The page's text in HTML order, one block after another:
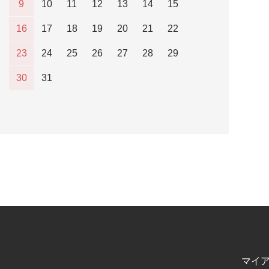
9 10 11 12 13 14 15
16 17 18 19 20 21 22
23 24 25 26 27 28 29
30 31
マイ